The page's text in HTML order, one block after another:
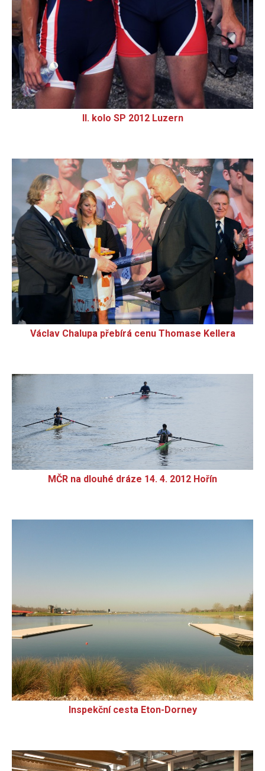
II. kolo SP 2012 Luzern
Václav Chalupa přebírá cenu Thomase Kellera
MČR na dlouhé dráze 14. 4. 2012 Hořín
Inspekční cesta Eton-Dorney